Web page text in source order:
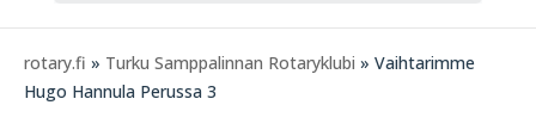
rotary.fi » Turku Samppalinnan Rotaryklubi » Vaihtarimme
Hugo Hannula Perussa 3